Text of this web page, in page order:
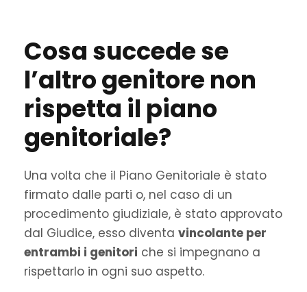
Cosa succede se
l’altro genitore non
rispetta il piano
genitoriale?
Una volta che il Piano Genitoriale è stato
firmato dalle parti o, nel caso di un
procedimento giudiziale, è stato approvato
dal Giudice, esso diventa vincolante per
entrambi i genitori che si impegnano a
rispettarlo in ogni suo aspetto.